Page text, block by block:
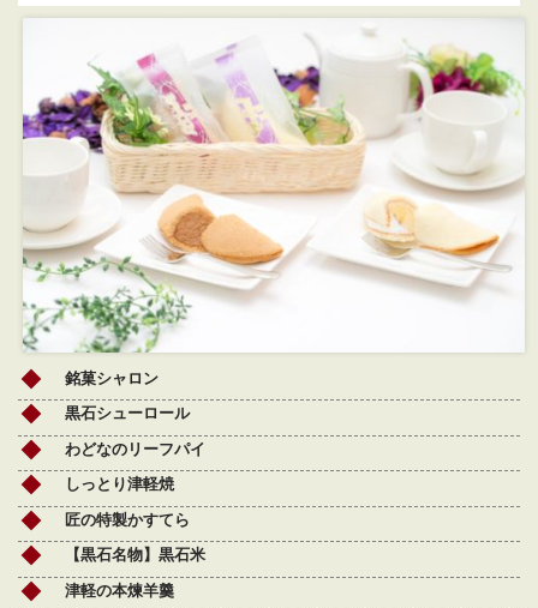
銘菓シャロン
黒石シューロール
わどなのリーフパイ
しっとり津軽焼
匠の特製かすてら
【黒石名物】黒石米
津軽の本煉羊羹